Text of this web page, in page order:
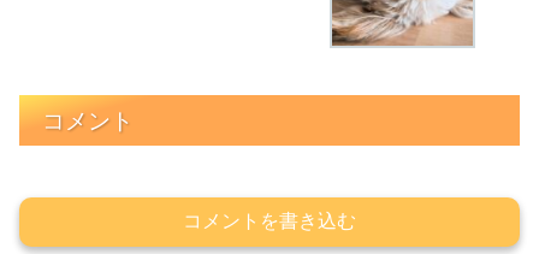
コメント
コメントを書き込む